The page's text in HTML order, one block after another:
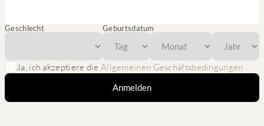
Geschlecht Geburtsdatum
Ja, ich akzeptiere die Allgemeinen Geschäftsbedingungen
Anmelden